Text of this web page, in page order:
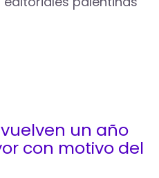
un año
con motivo del